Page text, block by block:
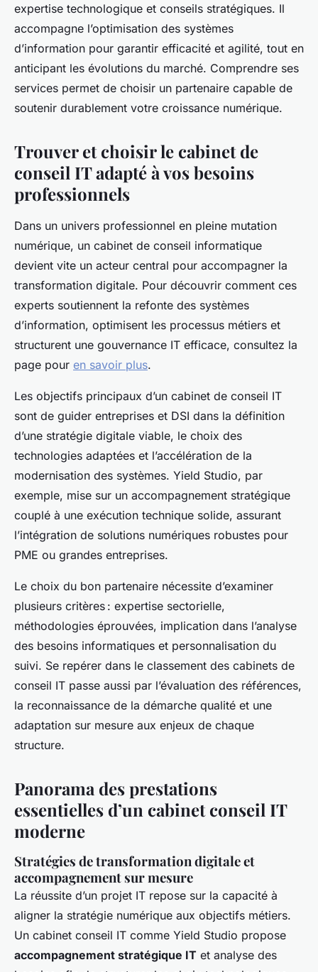
expertise technologique et conseils stratégiques. Il
accompagne l’optimisation des systèmes
d’information pour garantir efficacité et agilité, tout en
anticipant les évolutions du marché. Comprendre ses
services permet de choisir un partenaire capable de
soutenir durablement votre croissance numérique.
Trouver et choisir le cabinet de
conseil IT adapté à vos besoins
professionnels
Dans un univers professionnel en pleine mutation
numérique, un cabinet de conseil informatique
devient vite un acteur central pour accompagner la
transformation digitale. Pour découvrir comment ces
experts soutiennent la refonte des systèmes
d’information, optimisent les processus métiers et
structurent une gouvernance IT efficace, consultez la
page pour en savoir plus.
Les objectifs principaux d’un cabinet de conseil IT
sont de guider entreprises et DSI dans la définition
d’une stratégie digitale viable, le choix des
technologies adaptées et l’accélération de la
modernisation des systèmes. Yield Studio, par
exemple, mise sur un accompagnement stratégique
couplé à une exécution technique solide, assurant
l’intégration de solutions numériques robustes pour
PME ou grandes entreprises.
Le choix du bon partenaire nécessite d’examiner
plusieurs critères : expertise sectorielle,
méthodologies éprouvées, implication dans l’analyse
des besoins informatiques et personnalisation du
suivi. Se repérer dans le classement des cabinets de
conseil IT passe aussi par l’évaluation des références,
la reconnaissance de la démarche qualité et une
adaptation sur mesure aux enjeux de chaque
structure.
Panorama des prestations
essentielles d’un cabinet conseil IT
moderne
Stratégies de transformation digitale et
accompagnement sur mesure
La réussite d’un projet IT repose sur la capacité à
aligner la stratégie numérique aux objectifs métiers.
Un cabinet conseil IT comme Yield Studio propose
accompagnement stratégique IT et analyse des